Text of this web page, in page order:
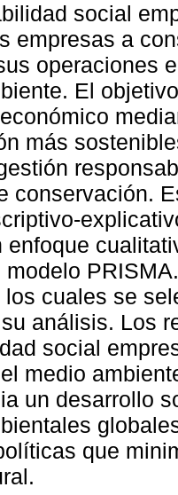
social
empresas a
operaciones
El
más
conservación.
enfoque
cuales se
análisis. Los
social
medio
un desarrollo
que